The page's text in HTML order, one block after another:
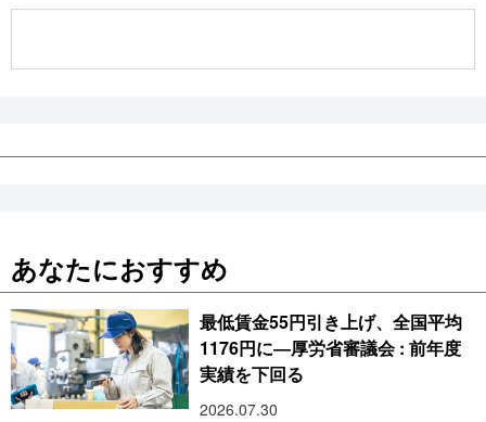
あなたにおすすめ
最低賃金55円引き上げ、全国平均
1176円に―厚労省審議会 : 前年度
実績を下回る
2026.07.30